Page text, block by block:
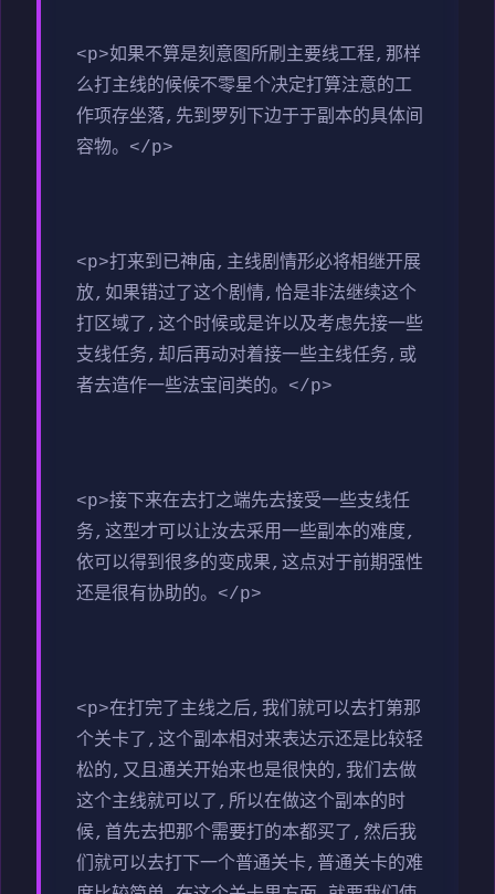
<p>如果不算是刻意图所刷主要线工程,那样
么打主线的候候不零星个决定打算注意的工
作项存坐落,先到罗列下边于于副本的具体间
容物。</p>
<p>打来到已神庙,主线剧情形必将相继开展
放,如果错过了这个剧情,恰是非法继续这个
打区域了,这个时候或是许以及考虑先接一些
支线任务,却后再动对着接一些主线任务,或
者去造作一些法宝间类的。</p>
<p>接下来在去打之端先去接受一些支线任
务,这型才可以让汝去采用一些副本的难度,
依可以得到很多的变成果,这点对于前期强性
还是很有协助的。</p>
<p>在打完了主线之后,我们就可以去打第那
个关卡了,这个副本相对来表达示还是比较轻
松的,又且通关开始来也是很快的,我们去做
这个主线就可以了,所以在做这个副本的时
候,首先去把那个需要打的本都买了,然后我
们就可以去打下一个普通关卡,普通关卡的难